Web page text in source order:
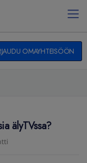
OMAYHTEISÖÖN
älyTVssa?